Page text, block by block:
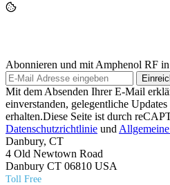
Abonnieren und mit Amphenol RF
Mit dem Absenden Ihrer E-Mail
einverstanden, gelegentliche
erhalten.Diese Seite ist durch
Datenschutzrichtlinie und
Danbury, CT
4 Old Newtown Road
Danbury CT 06810 USA
Toll Free